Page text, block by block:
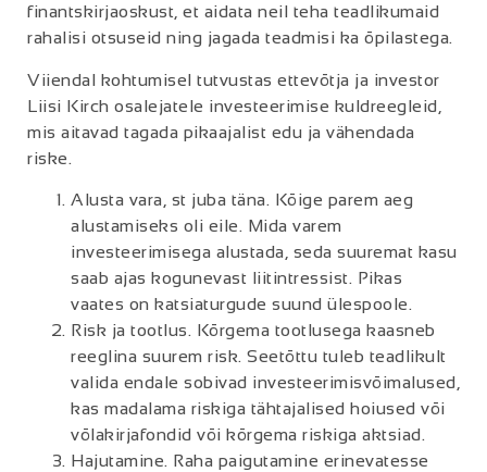
finantskirjaoskust, et aidata neil teha teadlikumaid
rahalisi otsuseid ning jagada teadmisi ka õpilastega.
Viiendal kohtumisel tutvustas ettevõtja ja investor
Liisi Kirch osalejatele investeerimise kuldreegleid,
mis aitavad tagada pikaajalist edu ja vähendada
riske.
Alusta vara, st juba täna. Kõige parem aeg
alustamiseks oli eile. Mida varem
investeerimisega alustada, seda suuremat kasu
saab ajas kogunevast liitintressist. Pikas
vaates on katsiaturgude suund ülespoole.
Risk ja tootlus. Kõrgema tootlusega kaasneb
reeglina suurem risk. Seetõttu tuleb teadlikult
valida endale sobivad investeerimisvõimalused,
kas madalama riskiga tähtajalised hoiused või
võlakirjafondid või kõrgema riskiga aktsiad.
Hajutamine. Raha paigutamine erinevatesse